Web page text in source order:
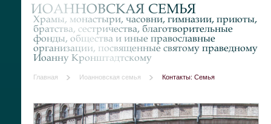
ИОАННОВСКАЯ СЕМЬЯ
Храмы, монастыри, часовни, гимназии, приюты,
братства, сестричества, благотворительные
фонды, общества и иные православные
организации, посвященные святому праведному
Иоанну Кронштадтскому
Главная Иоанновская семья Контакты: Семья